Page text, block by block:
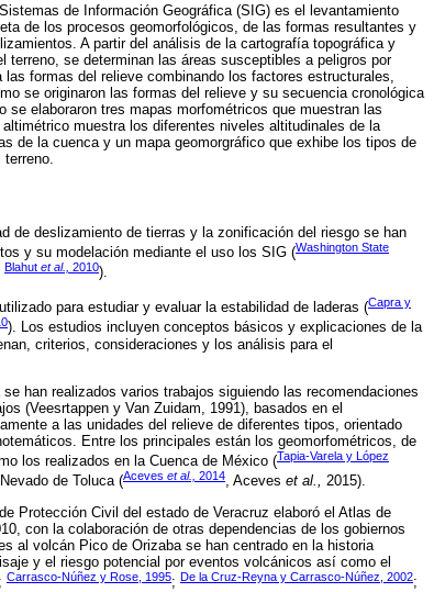
de Información Geográfica (SIG) es el levantamiento
de los procesos geomorfológicos, de las formas resultantes y
A partir del análisis de la cartografía topográfica y
se determinan las áreas susceptibles a peligros por
formas del relieve combinando los factores estructurales,
se originaron las formas del relieve y su secuencia cronológica
elaboraron tres mapas morfométricos que muestran las
muestra los diferentes niveles altitudinales de la
de la cuenca y un mapa geomorgráfico que exhibe los tipos de
de deslizamiento de tierras y la zonificación del riesgo se han
y su modelación mediante el uso los SIG (Washington State
Blahut et al., 2010).
para estudiar y evaluar la estabilidad de laderas (Capra y
). Los estudios incluyen conceptos básicos y explicaciones de la
criterios, consideraciones y los análisis para el
han realizados varios trabajos siguiendo las recomendaciones
(Veesrtappen y Van Zuidam, 1991), basados en el
a las unidades del relieve de diferentes tipos, orientado
Entre los principales están los geomorfométricos, de
los realizados en la Cuenca de México (Tapia-Varela y López
de Toluca (Aceves et al., 2014, Aceves et al., 2015).
Protección Civil del estado de Veracruz elaboró el Atlas de
con la colaboración de otras dependencias de los gobiernos
al volcán Pico de Orizaba se han centrado en la historia
y el riesgo potencial por eventos volcánicos así como el
; Carrasco-Núñez y Rose, 1995; De la Cruz-Reyna y Carrasco-Núñez, 2002;